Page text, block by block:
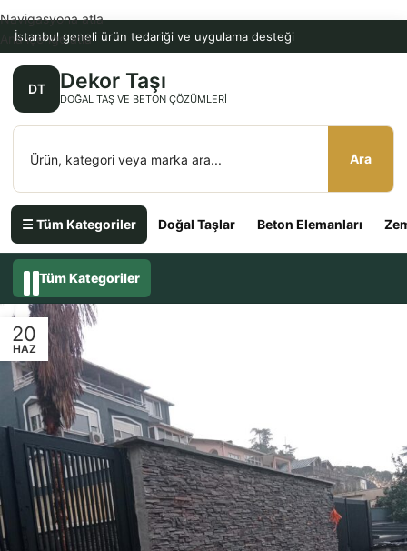
İstanbul geneli ürün tedariği ve uygulama desteği
DT Dekor Taşı
DOĞAL TAŞ VE BETON ÇÖZÜMLERI
Ara
☰ Tüm Kategoriler Doğal Taşlar Beton Elemanları
Navigasyona atla
Ana içeriğe atla
Tüm Kategoriler
20
HAZ